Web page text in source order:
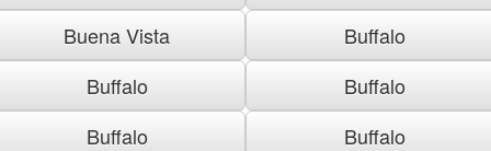
Buena Vista
Buffalo
Buffalo
Buffalo
Buffalo
Buffalo